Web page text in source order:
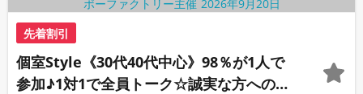
先着割引
個室Style《30代40代中心》98％が1人で
参加♪1対1で全員トーク☆誠実な方への婚